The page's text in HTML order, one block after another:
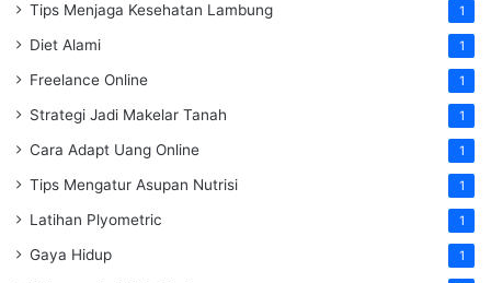
Tips Menjaga Kesehatan Lambung 1
Diet Alami 1
Freelance Online 1
Strategi Jadi Makelar Tanah 1
Cara Adapt Uang Online 1
Tips Mengatur Asupan Nutrisi 1
Latihan Plyometric 1
Gaya Hidup 1